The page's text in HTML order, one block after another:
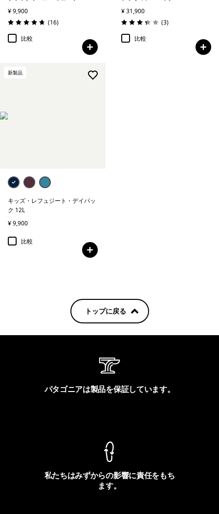
¥ 9,900
評価: 4.8 / 5
(16レビュー
)
比較
¥ 31,900
評価: 3.3 / 5
(3レビュー
)
比較
新製品
キッズ・レフュジート・デイパッ
ク 12L
¥ 9,900
比較
トップに戻る
パタゴニアは製品を保証しています。
私たちはみずからの影響に責任をもち
ます。